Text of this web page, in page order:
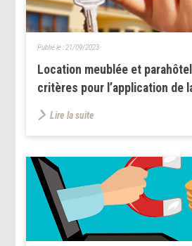
Location meublée et
critères pour l’application de
Publié le : 21/09/2023
Lire la suite